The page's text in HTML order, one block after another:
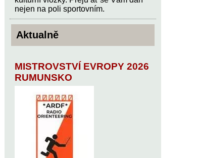
nejen na poli sportovním.
Aktualně
MISTROVSTVÍ EVROPY 2026
RUMUNSKO